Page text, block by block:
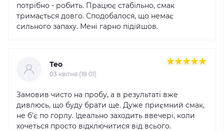
потрібно - робить. Працює стабільно, смак
тримається довго. Сподобалося, що немає
сильного запаху. Мені гарно підійшов.
Тео
03 квітня (18:01)
Замовив чисто на пробу, а в результаті вже
дивлюсь, що буду брати ще. Дуже приємний смак,
не б’є по горлу. Ідеально заходить ввечері, коли
хочеться просто відключитися від всього.